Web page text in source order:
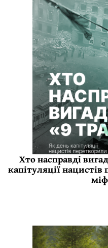
Хто насправді
капітуляції